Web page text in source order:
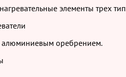
элементы трех
алюминиевым оребрением.